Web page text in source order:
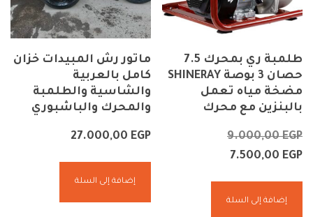
طلمبة ري بمحرك 7.5
حصان 3 بوصة SHINERAY
مضخة مياه تعمل
بالبنزين مع محرك
9.000,00EGP
7.500,00 EGP
إضافة إلى السلة
ماتور رش المبيدات خزان
كامل بالعربية
والشاسية والطلمبة
والمحرك والباشبوري
27.000,00 EGP
إضافة إلى السلة